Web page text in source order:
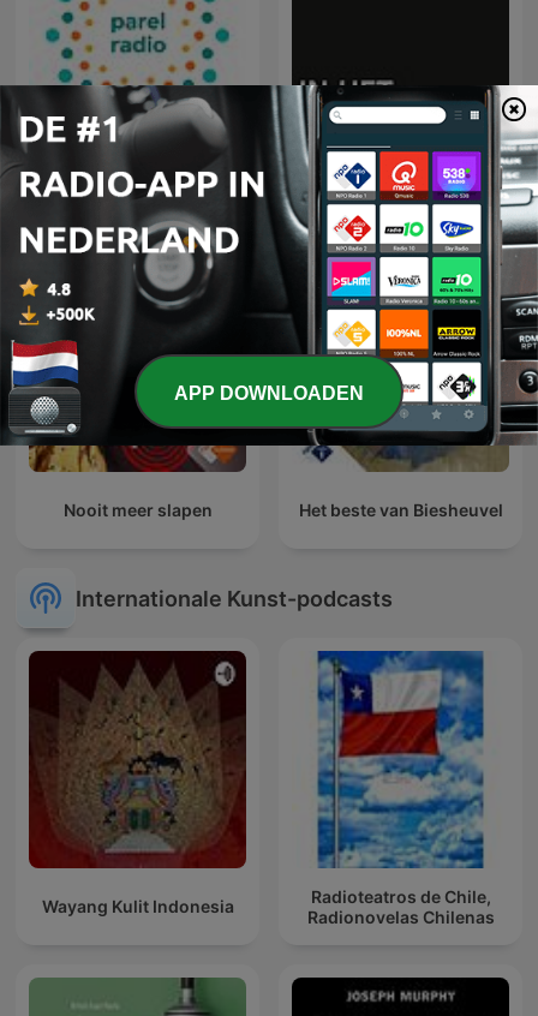
Parel Radio In het Rijksmuseum
Nooit meer slapen Het beste van Biesheuvel
Internationale Kunst-podcasts
Wayang Kulit Indonesia
Radioteatros de Chile,
Radionovelas Chilenas
APP DOWNLOADEN